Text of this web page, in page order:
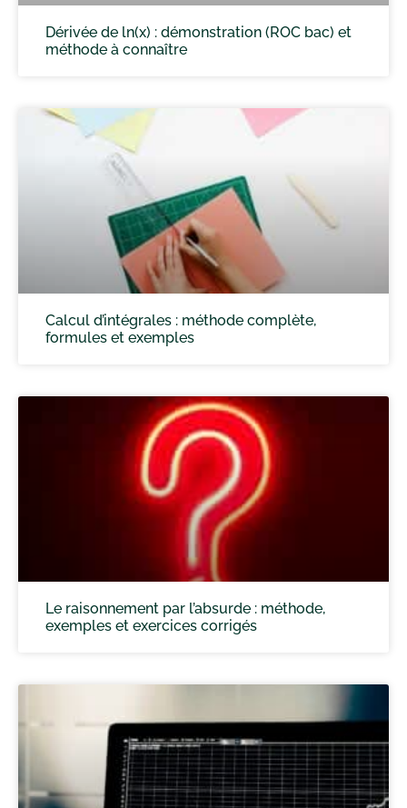
Dérivée de ln(x) : démonstration (ROC bac) et
méthode à connaître
Calcul d’intégrales : méthode complète,
formules et exemples
Le raisonnement par l’absurde : méthode,
exemples et exercices corrigés